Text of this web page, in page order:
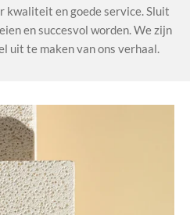
kwaliteit en goede service. Sluit
en succesvol worden. We zijn
uit te maken van ons verhaal.